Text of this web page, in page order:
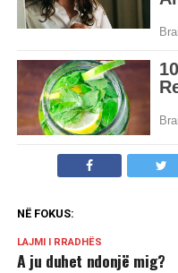
NË FOKUS:
LAJMI I RRADHËS
A ju duhet ndonjë mig?